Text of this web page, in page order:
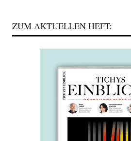
ZUM AKTUELLEN HEFT: